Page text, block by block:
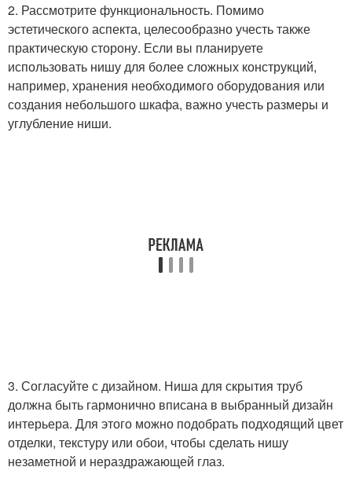
2. Рассмотрите функциональность. Помимо
эстетического аспекта, целесообразно учесть также
практическую сторону. Если вы планируете
использовать нишу для более сложных конструкций,
например, хранения необходимого оборудования или
создания небольшого шкафа, важно учесть размеры и
углубление ниши.
3. Согласуйте с дизайном. Ниша для скрытия труб
должна быть гармонично вписана в выбранный дизайн
интерьера. Для этого можно подобрать подходящий цвет
отделки, текстуру или обои, чтобы сделать нишу
незаметной и нераздражающей глаз.